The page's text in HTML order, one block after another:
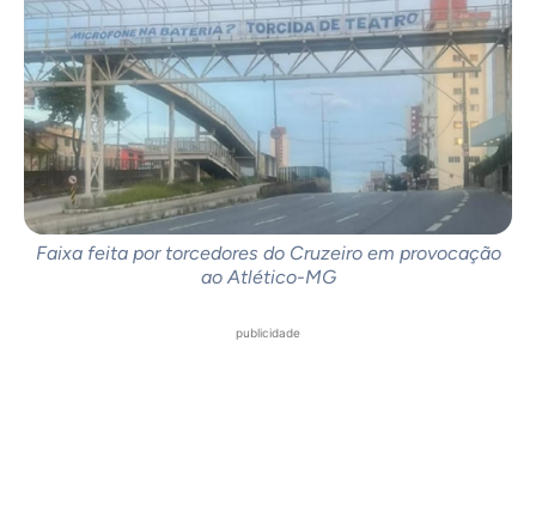
Faixa feita por torcedores do Cruzeiro em provocação
ao Atlético-MG
publicidade